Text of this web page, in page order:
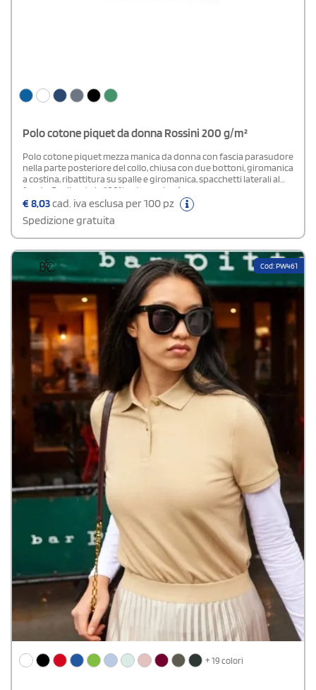
Polo cotone piquet da donna Rossini 200 g/m²
Polo cotone piquet mezza manica da donna con fascia parasudore
nella parte posteriore del collo, chiusa con due bottoni, giromanica
a costina, ribattitura su spalle e giromanica, spacchetti laterali al
fondo. Realizzata in 100% cotone piqué.
€8,03cad. iva esclusa per 100 pz
Spedizione gratuita
Cod: PW461
+ 19 colori